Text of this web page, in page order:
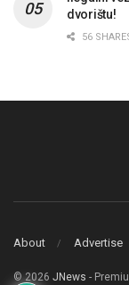
dvorištu!
56
About Advertise
© 2026 JNews -